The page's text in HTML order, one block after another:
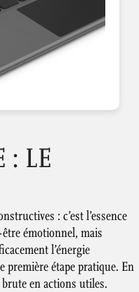
: LE
: c’est l’essence
émotionnel, mais
l’énergie
première étape pratique. En
en actions utiles.